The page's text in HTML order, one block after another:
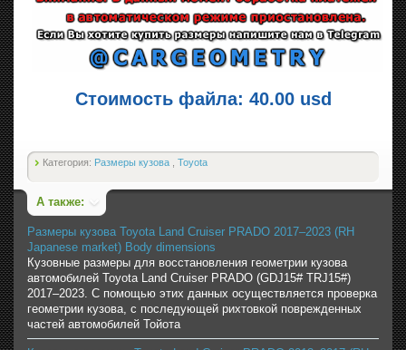
Стоимость файла: 40.00 usd
Категория: Размеры кузова Toyota
А также:
Размеры кузова Toyota Land Cruiser PRADO 2017–2023 (RH
Japanese market) Body dimensions
Кузовные размеры для восстановления геометрии кузова
автомобилей Toyota Land Cruiser PRADO (GDJ15# TRJ15#)
2017–2023. С помощью этих данных осуществляется проверка
геометрии кузова, с последующей рихтовкой поврежденных
частей автомобилей Тойота